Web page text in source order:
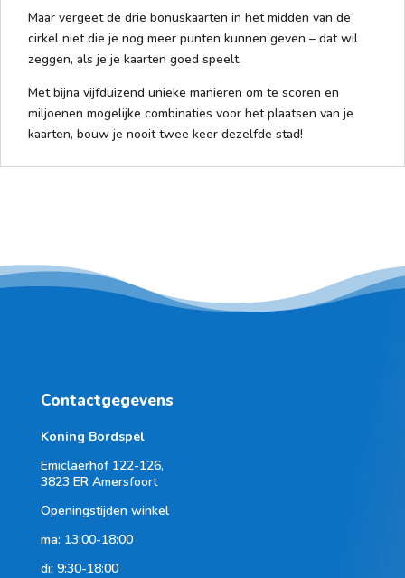
Maar vergeet de drie bonuskaarten in het midden van de
cirkel niet die je nog meer punten kunnen geven – dat wil
zeggen, als je je kaarten goed speelt.
Met bijna vijfduizend unieke manieren om te scoren en
miljoenen mogelijke combinaties voor het plaatsen van je
kaarten, bouw je nooit twee keer dezelfde stad!
Contactgegevens
Koning Bordspel
Emiclaerhof 122-126,
3823 ER Amersfoort
Openingstijden winkel
ma: 13:00-18:00
di: 9:30-18:00